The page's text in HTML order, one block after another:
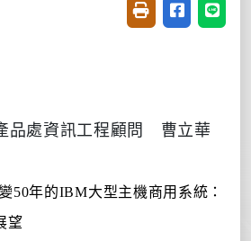
友善列印(開新視
分享至臉書
分享
品處資訊工程顧問 曹立華
50年的IBM大型主機商用系統：
望